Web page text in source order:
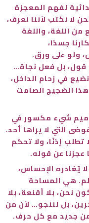
لفهم المعجزة
لا نكتب لأننا نعرف،
اللغة، واللغة
جسدًا،
ولو على ورق.
بل فعل نجاة…
في زحام الداخل،
الضجيج الصامت
شيء مكسور في
التي لا يراها أحد.
تطلب إذنًا، ولا تحكم
عجزنا عن قوله.
يُغادره الإحساس،
هي المساحة
نحن، بلا أقنعة، بلا
بل لننجو… لأن من
من جديد مع كل حرف.